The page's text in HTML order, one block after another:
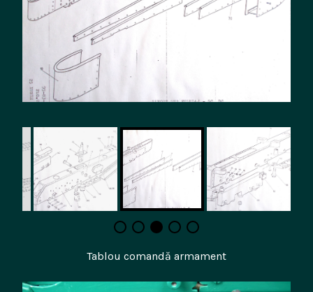
Tablou comandă armament